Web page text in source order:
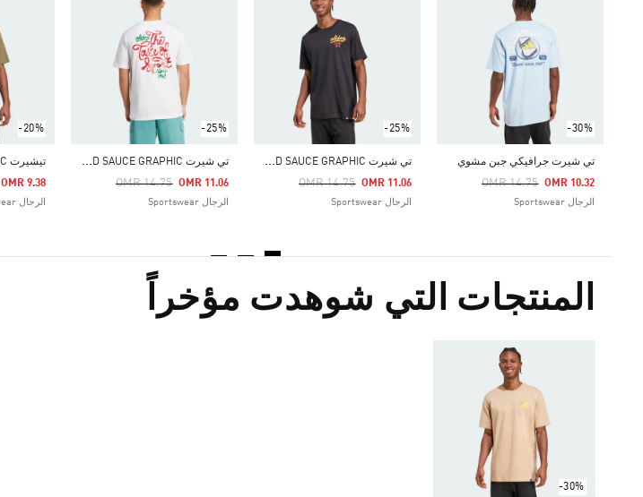
-30%
تي شيرت جرافيكي جبن مشوي
Price Reduced From
OMR 14.75
To OMR 10.32
الرجال Sportswear
-25%
ت
ي شيرت FOOD SAUCE GRAPHIC
Price Reduced From
OMR 14.75
To OMR 11.06
الرجال Sportswear
-25%
ت
ي شيرت FOOD SAUCE GRAPHIC
Price Reduced From
OMR 14.75
To OMR 11.06
الرجال Sportswear
-20%
OMR 9.38
الرجال Sportswear
المنتجات التي شوهدت مؤخراً
-30%